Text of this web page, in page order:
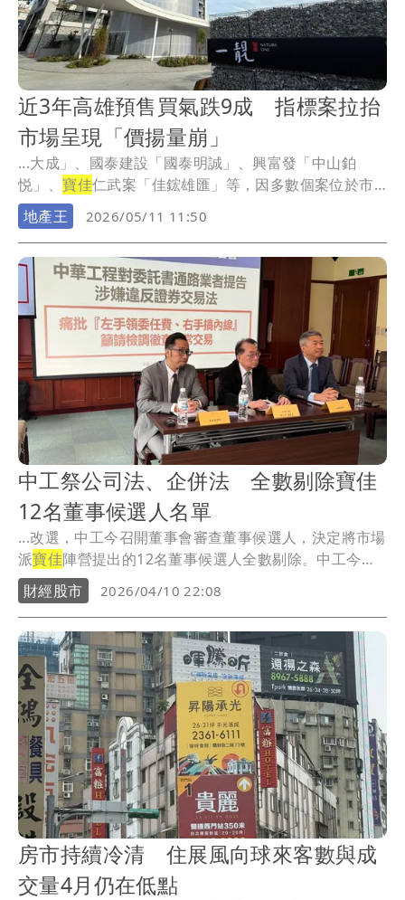
近3年高雄預售買氣跌9成 指標案拉抬
市場呈現「價揚量崩」
...大成」、國泰建設「國泰明誠」、興富發「中山鉑
悦」、寶佳仁武案「佳鋐雄匯」等，因多數個案位於市
心或是台...
地產王 2026/05/11 11:50
中工祭公司法、企併法 全數剔除寶佳
12名董事候選人名單
...改選，中工今召開董事會審查董事候選人，決定將市場
派寶佳陣營提出的12名董事候選人全數剔除。中工今晚
發...
財經股市 2026/04/10 22:08
房市持續冷清 住展風向球來客數與成
交量4月仍在低點